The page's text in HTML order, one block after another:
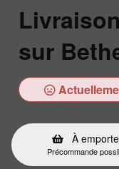
sur
À
Précommande